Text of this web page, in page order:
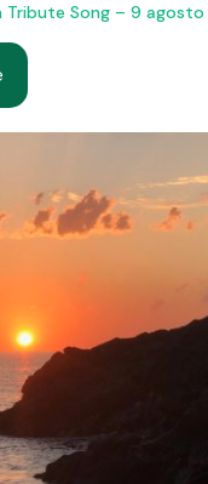
Tribute Song – 9 agosto